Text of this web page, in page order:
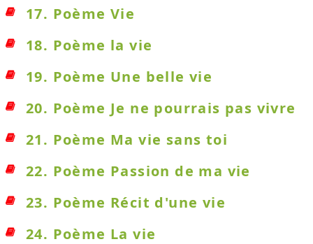
17. Poème Vie
18. Poème la vie
19. Poème Une belle vie
20. Poème Je ne pourrais pas vivre
21. Poème Ma vie sans toi
22. Poème Passion de ma vie
23. Poème Récit d'une vie
24. Poème La vie